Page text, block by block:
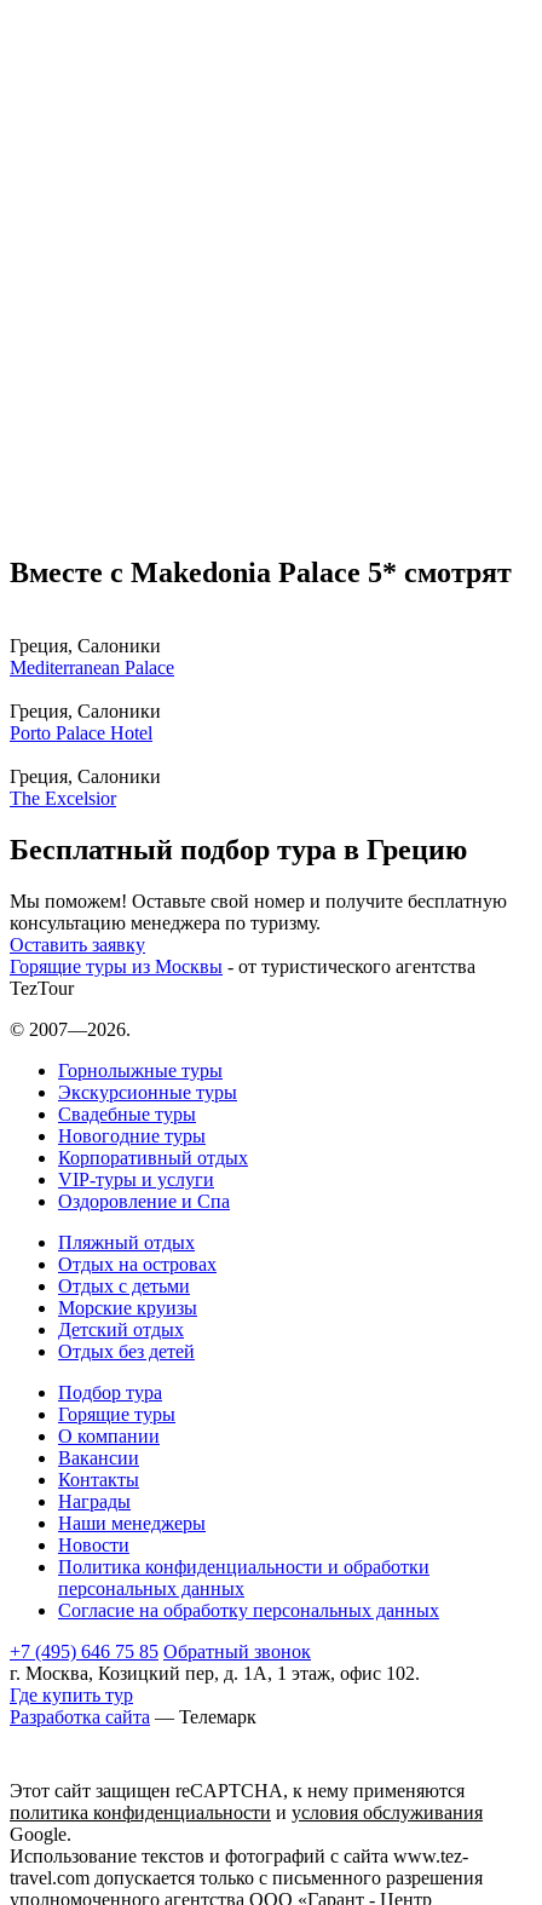
Вместе с Makedonia Palace 5* смотрят
Греция, Салоники
Mediterranean Palace
Греция, Салоники
Porto Palace Hotel
Греция, Салоники
The Excelsior
Бесплатный подбор тура в Грецию
Мы поможем! Оставьте свой номер и получите бесплатную
консультацию менеджера по туризму.
Оставить заявку
Горящие туры из Москвы - от туристического агентства
TezTour
© 2007—2026.
Горнолыжные туры
Экскурсионные туры
Свадебные туры
Новогодние туры
Корпоративный отдых
VIP-туры и услуги
Оздоровление и Спа
Пляжный отдых
Отдых на островах
Отдых с детьми
Морские круизы
Детский отдых
Отдых без детей
Подбор тура
Горящие туры
О компании
Вакансии
Контакты
Награды
Наши менеджеры
Новости
Политика конфиденциальности и обработки
персональных данных
Согласие на обработку персональных данных
+7 (495) 646 75 85 Обратный звонок
г. Москва, Козицкий пер, д. 1А, 1 этаж, офис 102.
Где купить тур
Разработка сайта — Телемарк
Этот сайт защищен reCAPTCHA, к нему применяются
политика конфиденциальности и условия обслуживания
Google.
Использование текстов и фотографий с сайта www.tez-
travel.com допускается только с письменного разрешения
уполномоченного агентства ООО «Гарант - Центр